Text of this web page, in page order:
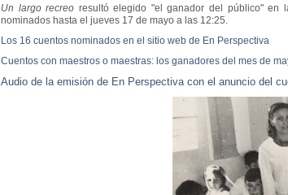
Un largo recreo resultó elegido "el ganador del público" en
nominados hasta el jueves 17 de mayo a las 12:25.
Los 16 cuentos nominados en el sitio web de En Perspectiva
Cuentos con maestros o maestras: los ganadores del mes de
Audio de la emisión de En Perspectiva con el anuncio del